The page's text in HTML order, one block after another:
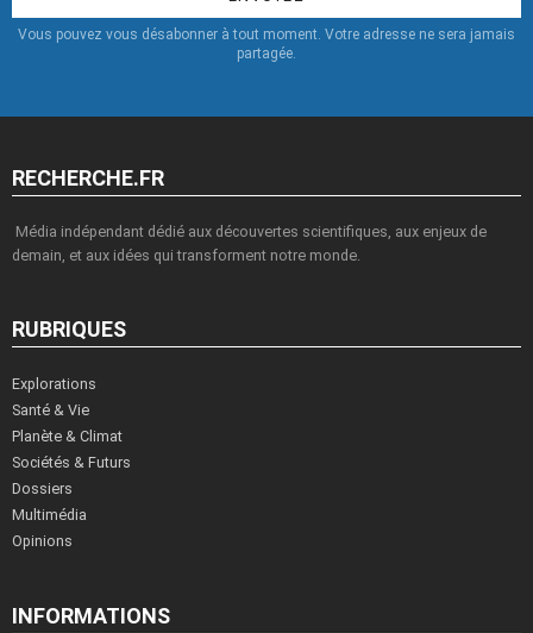
Vous pouvez vous désabonner à tout moment. Votre adresse ne sera jamais
partagée.
RECHERCHE.FR
Média indépendant dédié aux découvertes scientifiques, aux enjeux de
demain, et aux idées qui transforment notre monde.
RUBRIQUES
Explorations
Santé & Vie
Planète & Climat
Sociétés & Futurs
Dossiers
Multimédia
Opinions
INFORMATIONS